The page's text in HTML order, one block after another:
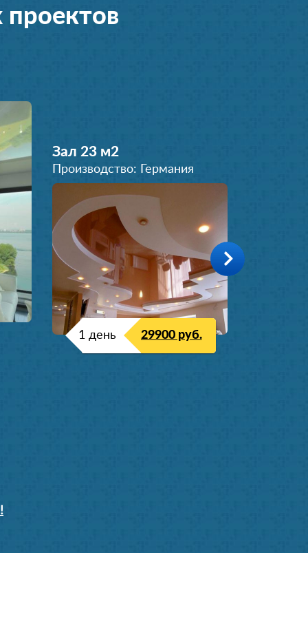
проектов
Зал 23 м2
Производство: Германия
1 день 29900 руб.